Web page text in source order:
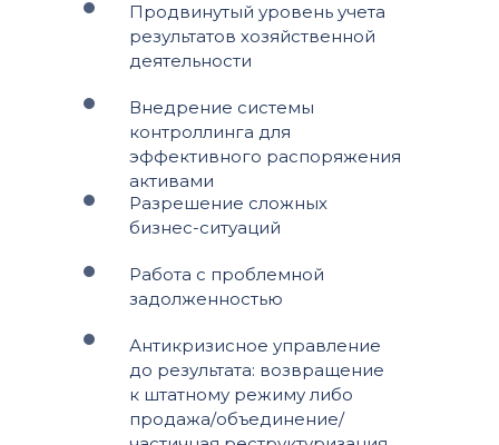
Продвинутый уровень учета
результатов хозяйственной
деятельности
Внедрение системы
контроллинга для
эффективного распоряжения
активами
Разрешение сложных
бизнес-ситуаций
Работа с проблемной
задолженностью
Антикризисное управление
до результата: возвращение
к штатному режиму либо
продажа/объединение/